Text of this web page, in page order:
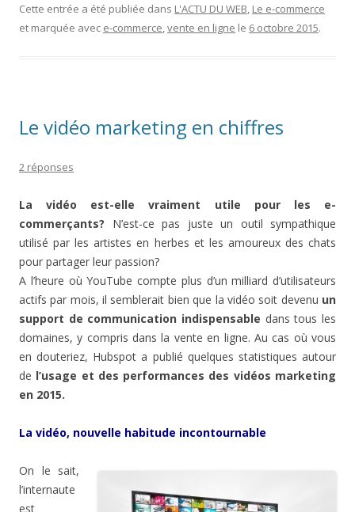
Cette entrée a été publiée dans L'ACTU DU WEB, Le e-commerce
et marquée avec e-commerce,vente en ligne le 6 octobre 2015.
Le vidéo marketing en chiffres
2 réponses
La vidéo est-elle vraiment utile pour les e-
commerçants? N’est-ce pas juste un outil sympathique
utilisé par les artistes en herbes et les amoureux des chats
pour partager leur passion?
A l’heure où YouTube compte plus d’un milliard d’utilisateurs
actifs par mois, il semblerait bien que la vidéo soit devenu un
support de communication indispensable dans tous les
domaines, y compris dans la vente en ligne. Au cas où vous
en douteriez, Hubspot a publié quelques statistiques autour
de l’usage et des performances des vidéos marketing
en 2015.
La vidéo, nouvelle habitude incontournable
On le sait,
l’internaute
est